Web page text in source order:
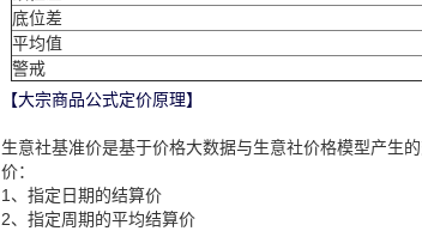
底位差
平均值
警戒
【大宗商品公式定价原理】
生意社基准价是基于价格大数据与生意社价格模型产生
价：
1、指定日期的结算价
2、指定周期的平均结算价